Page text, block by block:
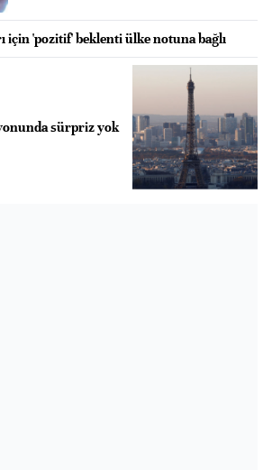
için 'pozitif' beklenti ülke notuna bağlı
sürpriz yok